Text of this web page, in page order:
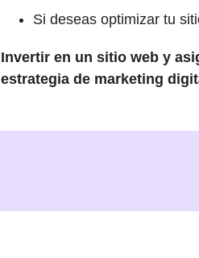
Si deseas optimizar tu
Invertir en un sitio web y
estrategia de marketing